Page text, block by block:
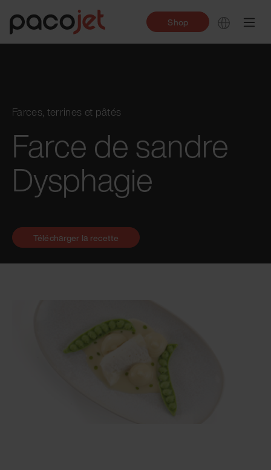
Shop
Farces, terrines et pâtés
Farce de sandre
Dysphagie
Télécharger la recette